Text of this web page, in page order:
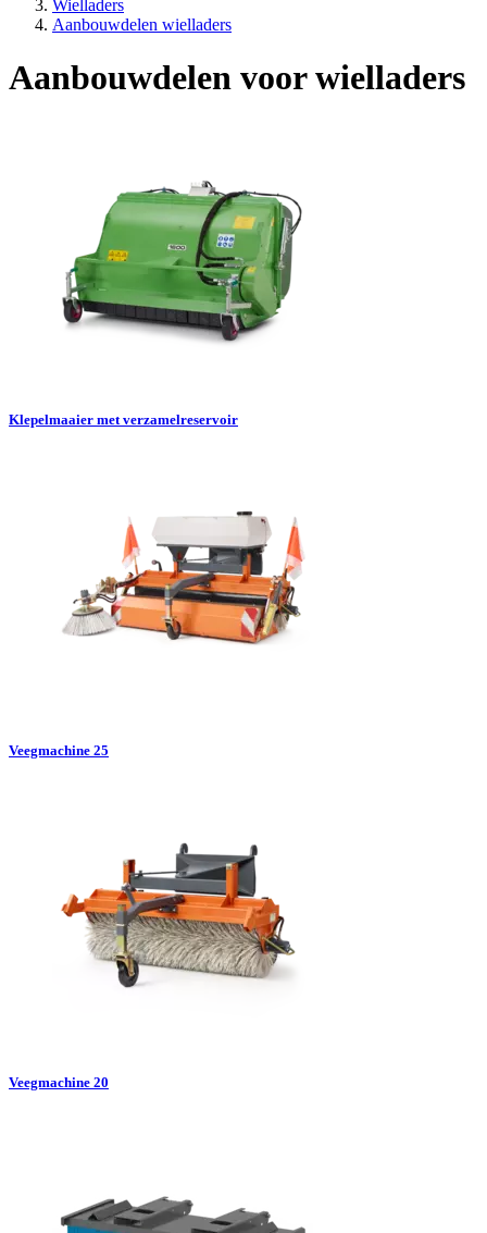
Wielladers
Aanbouwdelen wielladers
Aanbouwdelen voor wielladers
Klepelmaaier met verzamelreservoir
Veegmachine 25
Veegmachine 20